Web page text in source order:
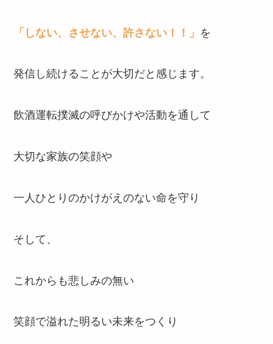
「しない、させない、許さない！！」 を
発信し続けることが大切だと感じます。
飲酒運転撲滅の呼びかけや活動を通して
大切な家族の笑顔や
一人ひとりのかけがえのない命を守り
そして、
これからも悲しみの無い
笑顔で溢れた明るい未来をつくり